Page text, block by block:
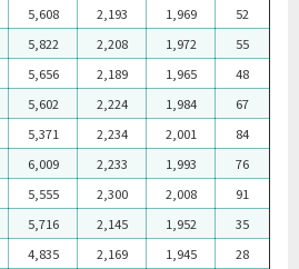
5,608 2,193 1,969
52
5,822 2,208 1,972
55
5,656 2,189 1,965
48
5,602 2,224 1,984
67
5,371 2,234 2,001
84
6,009 2,233 1,993
76
5,555 2,300 2,008
91
5,716 2,145 1,952
35
4,835 2,169 1,945 28